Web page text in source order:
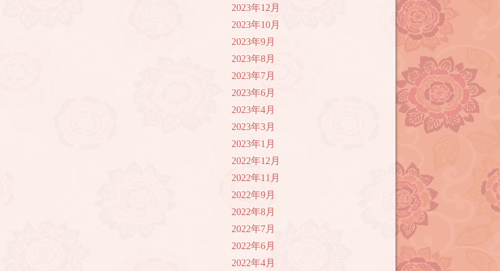
2023年12月
2023年10月
2023年9月
2023年8月
2023年7月
2023年6月
2023年4月
2023年3月
2023年1月
2022年12月
2022年11月
2022年9月
2022年8月
2022年7月
2022年6月
2022年4月